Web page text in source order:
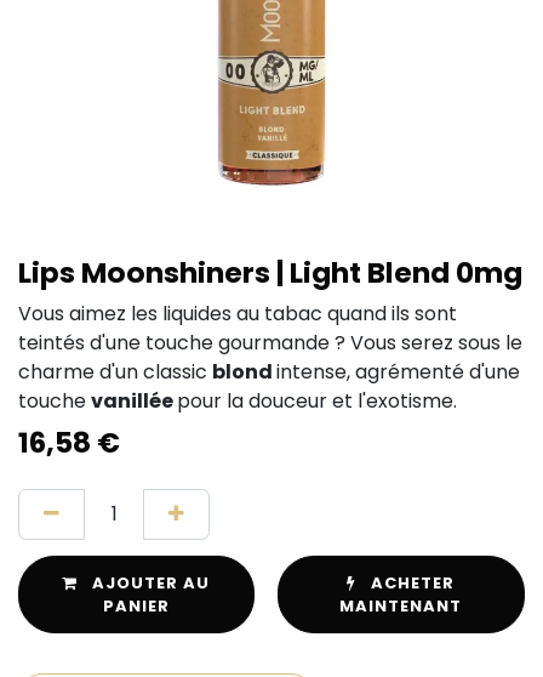
Lips Moonshiners | Light Blend 0mg
Vous aimez les liquides au tabac quand ils sont
teintés d'une touche gourmande ? Vous serez sous le
charme d'un classic blondintense, agrémenté d'une
touchevanilléepour la douceur et l'exotisme.
16,58 €
AJOUTER AU
PANIER
ACHETER
MAINTENANT